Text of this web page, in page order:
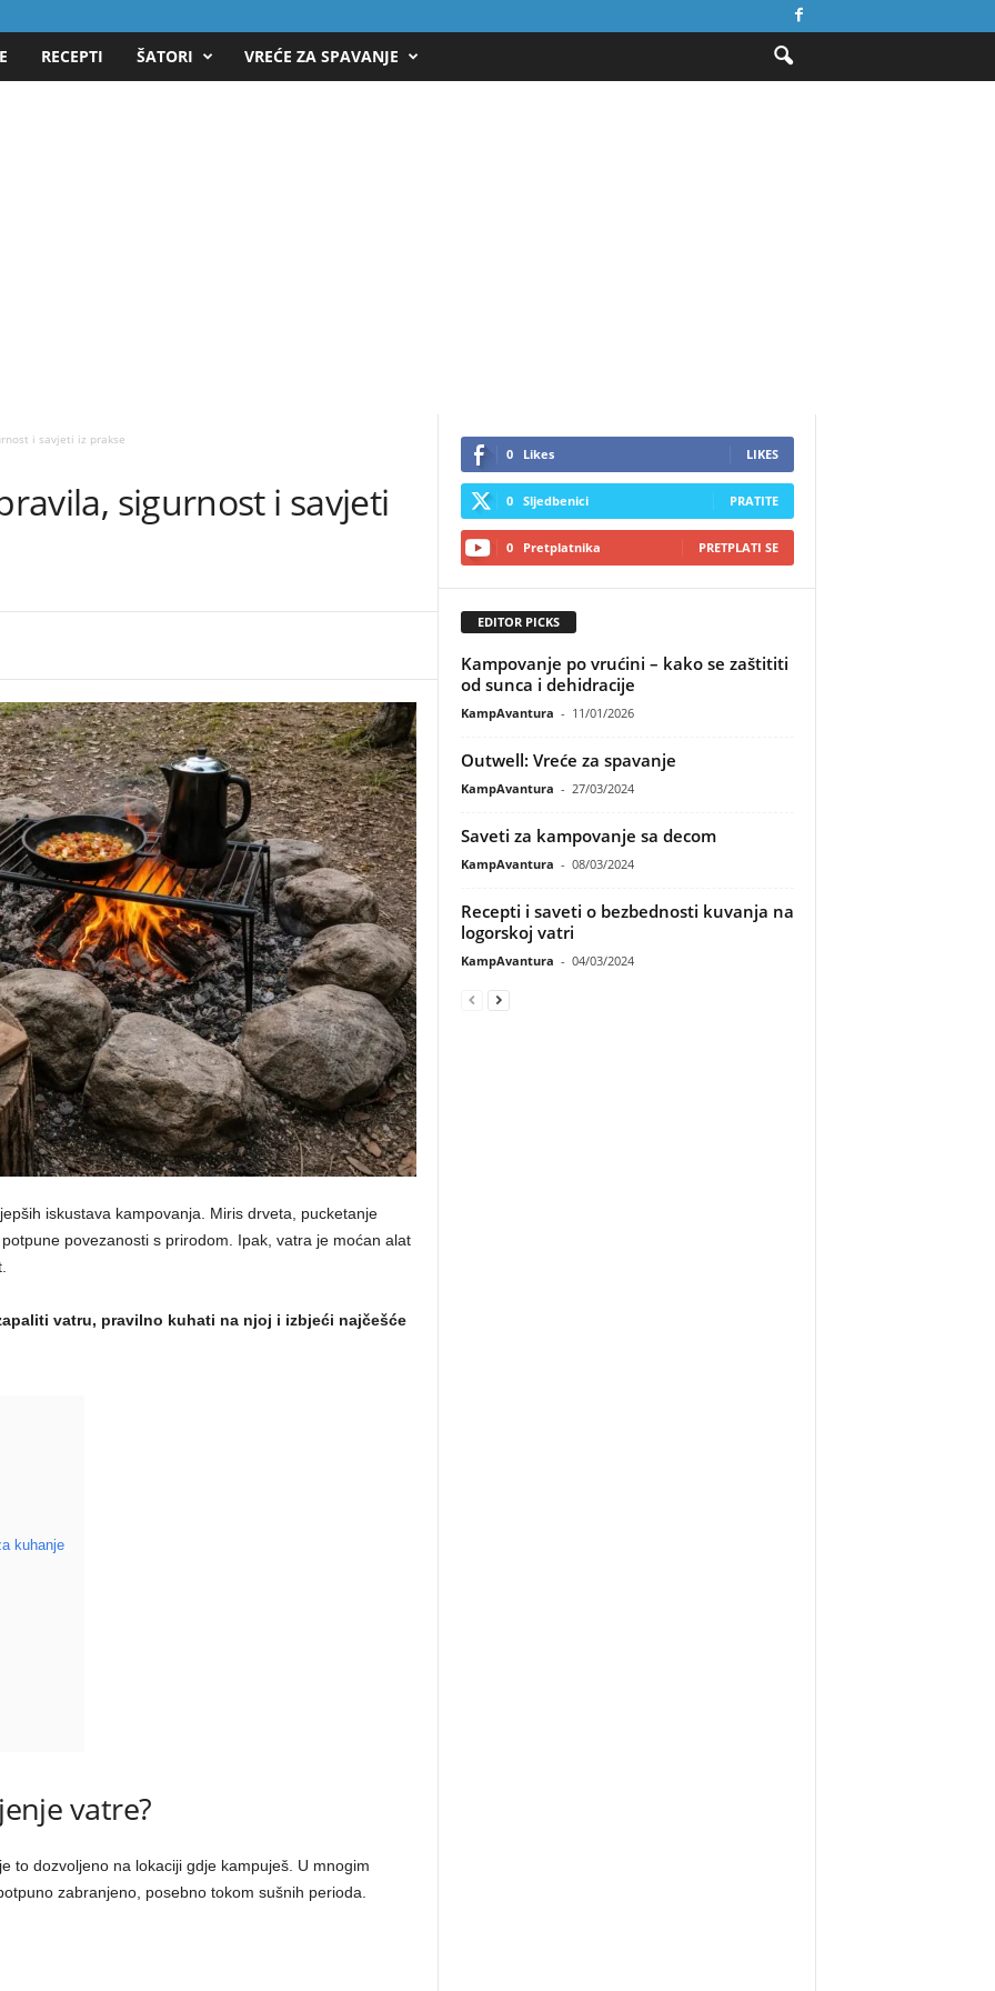
RECEPTI ŠATORI VREĆE ZA SPAVANJE
i savjeti iz prakse
sigurnost i savjeti
iskustava kampovanja. Miris drveta, pucketanje
povezanosti s prirodom. Ipak, vatra je moćan alat
vatru, pravilno kuhati na njoj i izbjeći najčešće
kuhanje
vatre?
to dozvoljeno na lokaciji gdje kampuješ. U mnogim
zabranjeno, posebno tokom sušnih perioda.
0 Likes LIKES
0 Sljedbenici PRATITE
0 Pretplatnika PRETPLATI SE
EDITOR PICKS
Kampovanje po vrućini – kako se zaštititi
od sunca i dehidracije
KampAvantura - 11/01/2026
Outwell: Vreće za spavanje
KampAvantura - 27/03/2024
Saveti za kampovanje sa decom
KampAvantura - 08/03/2024
Recepti i saveti o bezbednosti kuvanja na
logorskoj vatri
KampAvantura - 04/03/2024